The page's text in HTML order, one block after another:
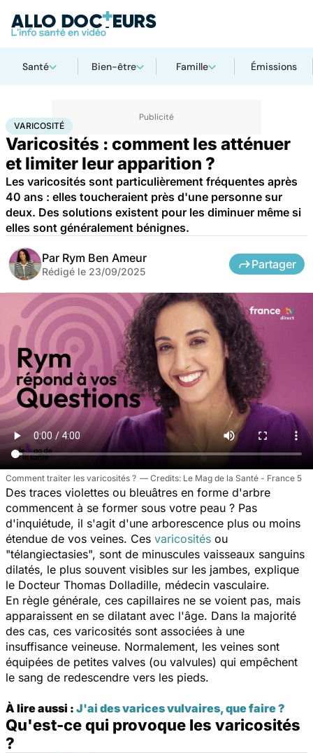
Santé Bien-être Famille Émissions
AccueilSantéVaricosité
VARICOSITÉ
Varicosités : comment les atténuer
et limiter leur apparition ?
Les varicosités sont particulièrement fréquentes après
40 ans : elles toucheraient près d'une personne sur
deux. Des solutions existent pour les diminuer même si
elles sont généralement bénignes.
Par Rym Ben Ameur
Rédigé le 23/09/2025
Partager
Comment traiter les varicosités ? Le Mag de la Santé - France 5
Des traces violettes ou bleuâtres en forme d'arbre
commencent à se former sous votre peau ? Pas
d'inquiétude, il s'agit d'une arborescence plus ou moins
étendue de vos veines. Ces varicosités ou
"télangiectasies", sont de minuscules vaisseaux sanguins
dilatés, le plus souvent visibles sur les jambes, explique
le Docteur Thomas Dolladille, médecin vasculaire.
En règle générale, ces capillaires ne se voient pas, mais
apparaissent en se dilatant avec l'âge. Dans la majorité
des cas, ces varicosités sont associées à une
insuffisance veineuse. Normalement, les veines sont
équipées de petites valves (ou valvules) qui empêchent
le sang de redescendre vers les pieds.
À lire aussi : J'ai des varices vulvaires, que faire ?
Qu'est-ce qui provoque les varicosités
?